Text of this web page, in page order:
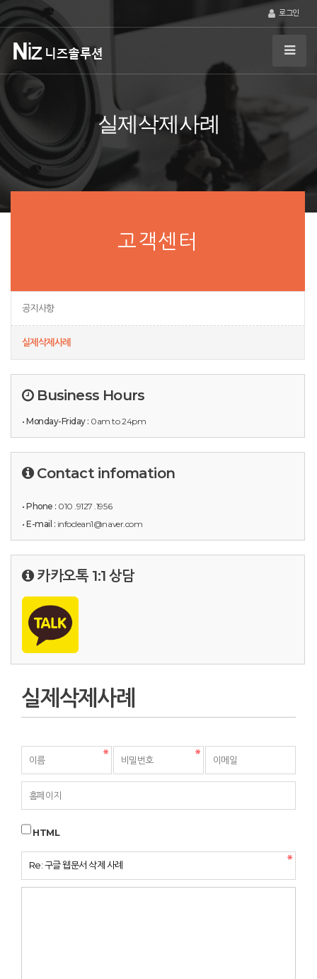
로그인
실제삭제사례
고객센터
공지사항
실제삭제사례
Business Hours
• Monday-Friday : 0am to 24pm
Contact infomation
• Phone : 010 .9127 .1956
• E-mail : infoclean1@naver.com
카카오톡 1:1 상담
실제삭제사례
HTML